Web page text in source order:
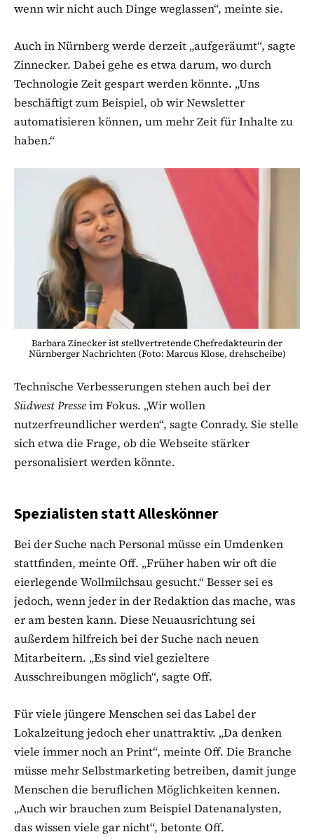
wenn wir nicht auch Dinge weglassen“, meinte sie.
Auch in Nürnberg werde derzeit „aufgeräumt“, sagte
Zinnecker. Dabei gehe es etwa darum, wo durch
Technologie Zeit gespart werden könnte. „Uns
beschäftigt zum Beispiel, ob wir Newsletter
automatisieren können, um mehr Zeit für Inhalte zu
haben.“
Barbara Zinecker ist stellvertretende Chefredakteurin der
Nürnberger Nachrichten (Foto: Marcus Klose, drehscheibe)
Technische Verbesserungen stehen auch bei der
Südwest Presseim Fokus. „Wir wollen
nutzerfreundlicher werden“, sagte Conrady. Sie stelle
sich etwa die Frage, ob die Webseite stärker
personalisiert werden könnte.
Spezialisten statt Alleskönner
Bei der Suche nach Personal müsse ein Umdenken
stattfinden, meinte Off. „Früher haben wir oft die
eierlegende Wollmilchsau gesucht.“ Besser sei es
jedoch, wenn jeder in der Redaktion das mache, was
er am besten kann. Diese Neuausrichtung sei
außerdem hilfreich bei der Suche nach neuen
Mitarbeitern. „Es sind viel gezieltere
Ausschreibungen möglich“, sagte Off.
Für viele jüngere Menschen sei das Label der
Lokalzeitung jedoch eher unattraktiv. „Da denken
viele immer noch an Print“, meinte Off. Die Branche
müsse mehr Selbstmarketing betreiben, damit junge
Menschen die beruflichen Möglichkeiten kennen.
„Auch wir brauchen zum Beispiel Datenanalysten,
das wissen viele gar nicht“, betonte Off.